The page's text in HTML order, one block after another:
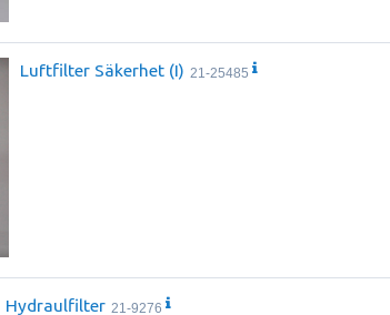
Luftfilter Säkerhet (I) 21-25485
Hydraulfilter 21-9276